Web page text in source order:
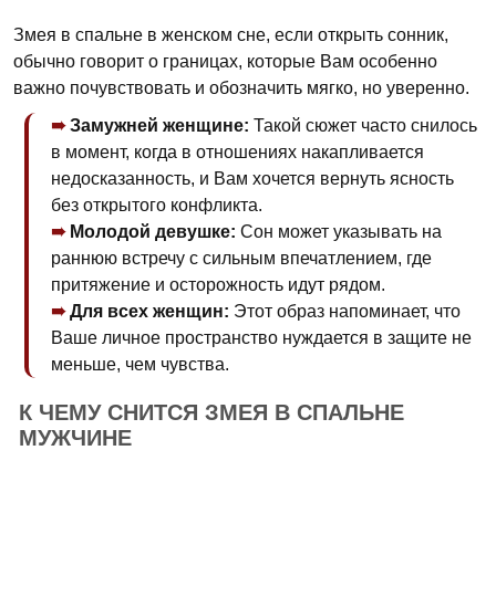
Змея в спальне в женском сне, если открыть сонник,
обычно говорит о границах, которые Вам особенно
важно почувствовать и обозначить мягко, но уверенно.
Замужней женщине: Такой сюжет часто снилось
в момент, когда в отношениях накапливается
недосказанность, и Вам хочется вернуть ясность
без открытого конфликта.
Молодой девушке: Сон может указывать на
раннюю встречу с сильным впечатлением, где
притяжение и осторожность идут рядом.
Для всех женщин: Этот образ напоминает, что
Ваше личное пространство нуждается в защите не
меньше, чем чувства.
К ЧЕМУ СНИТСЯ ЗМЕЯ В СПАЛЬНЕ
МУЖЧИНЕ